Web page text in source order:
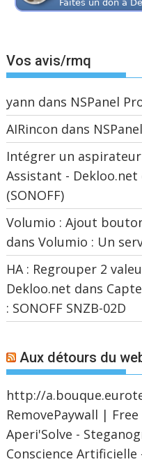
Vos avis/rmq
yann dans NSPanel
AIRincon dans
Intégrer un
Assistant - Dekloo.net
(SONOFF)
Volumio : Ajout
dansVolumio : Un
HA : Regrouper 2
Dekloo.net dans
: SONOFF SNZB-02D
Aux détours du
http://
RemovePaywall |
Aperi'Solve -
Conscience